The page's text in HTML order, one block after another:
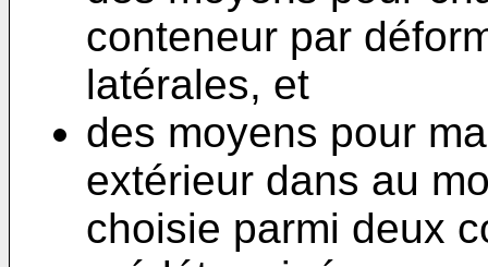
conteneur par
latérales, et
des moyens pour
extérieur dans au
choisie parmi deux